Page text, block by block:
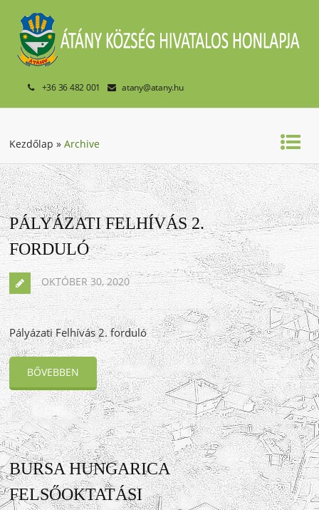
+36 36 482 001 atany@atany.hu
Kezdőlap »Archive
PÁLYÁZATI FELHÍVÁS 2.
FORDULÓ
OKTÓBER 30, 2020
Pályázati Felhívás 2. forduló
BŐVEBBEN
BURSA HUNGARICA
FELSŐOKTATÁSI